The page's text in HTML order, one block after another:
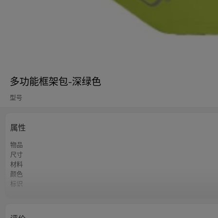
多功能框架包-深绿色
型号
属性
物品
尺寸
材料
颜色
标识